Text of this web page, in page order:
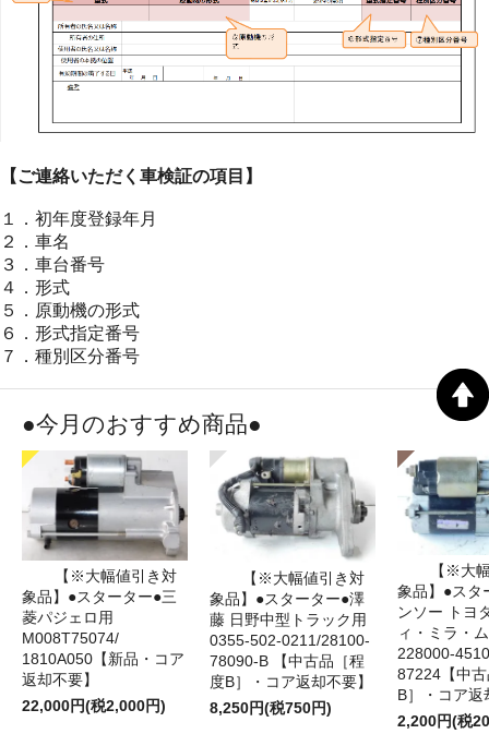
【ご連絡いただく車検証の項目】
１．初年度登録年月
２．車名
３．車台番号
４．形式
５．原動機の形式
６．形式指定番号
７．種別区分番号
●今月のおすすめ商品●
【※大幅値引き対
象品】●スターター●三
菱パジェロ用
M008T75074/
1810A050【新品・コア
返却不要】
22,000円(税2,000円)
【※大幅値引き対
象品】●スターター●澤
藤 日野中型トラック用
0355-502-0211/28100-
78090-B 【中古品［程
度B］・コア返却不要】
8,250円(税750円)
【※大
象品】●スタ
ンソー トヨ
ィ・ミラ・
87224【中
B］・コア返
2,200円(税